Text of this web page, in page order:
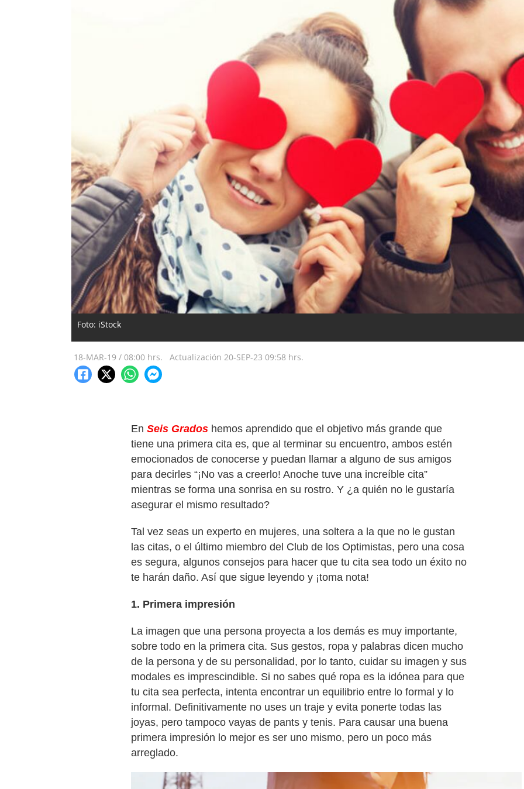
Foto: iStock
18-MAR-19 / 08:00 hrs. Actualización 20-SEP-23 09:58 hrs.
En Seis Grados hemos aprendido que el objetivo más grande que
tiene una primera cita es, que al terminar su encuentro, ambos estén
emocionados de conocerse y puedan llamar a alguno de sus amigos
para decirles “¡No vas a creerlo! Anoche tuve una increíble cita”
mientras se forma una sonrisa en su rostro. Y ¿a quién no le gustaría
asegurar el mismo resultado?
Tal vez seas un experto en mujeres, una soltera a la que no le gustan
las citas, o el último miembro del Club de los Optimistas, pero una cosa
es segura, algunos consejos para hacer que tu cita sea todo un éxito no
te harán daño. Así que sigue leyendo y ¡toma nota!
1. Primera impresión
La imagen que una persona proyecta a los demás es muy importante,
sobre todo en la primera cita. Sus gestos, ropa y palabras dicen mucho
de la persona y de su personalidad, por lo tanto, cuidar su imagen y sus
modales es imprescindible. Si no sabes qué ropa es la idónea para que
tu cita sea perfecta, intenta encontrar un equilibrio entre lo formal y lo
informal. Definitivamente no uses un traje y evita ponerte todas las
joyas, pero tampoco vayas de pants y tenis. Para causar una buena
primera impresión lo mejor es ser uno mismo, pero un poco más
arreglado.